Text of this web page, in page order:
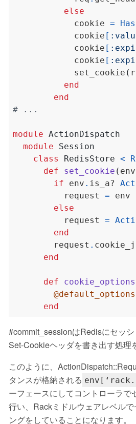
else
            cookie
=
            cookie
[
            cookie
[
            cookie
[
            set_cookie
(
end
end
# ...
module ActionDispatch
module
Session
class
RedisStore <
def
set_cookie ( env
if env . is_a?
          request
=
else
          request
=
end
        request
.
end
def
cookie_options
@default_options
end
#commit_sessionはRedisにセッシ
Set-Cookieヘッダを書き出す処理
このように、
タンスが格納される
ーフェースにしてコントローラで
行い、Rackミドルウェアレベル
ングをしていることになります。